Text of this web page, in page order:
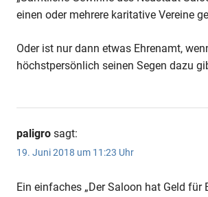
einen oder mehrere karitative Vereine
Oder ist nur dann etwas Ehrenamt,
höchstpersönlich seinen Segen dazu
paligro sagt:
19. Juni 2018 um 11:23 Uhr
Ein einfaches „Der Saloon hat Geld für